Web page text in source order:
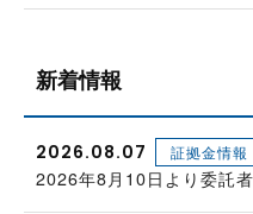
新着情報
2026.08.07 証拠金情報
2026年8月10日より委託